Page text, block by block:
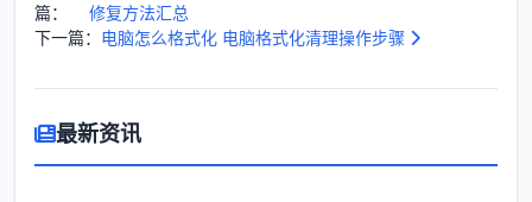
篇：
修复方法汇总
下一篇： 电脑怎么格式化 电脑格式化清理操作步骤
最新资讯